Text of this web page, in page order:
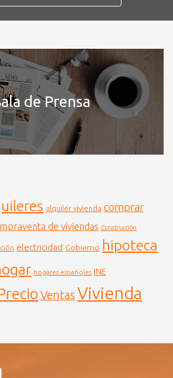
de Prensa
alquiler vivienda comprar
de viviendas Construcción
electricidad Gobierno hipoteca
hogares españoles INE
Ventas Vivienda